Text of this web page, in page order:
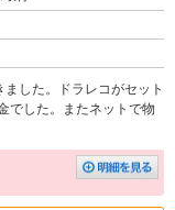
した。ドラレコがセット
でした。またネットで物